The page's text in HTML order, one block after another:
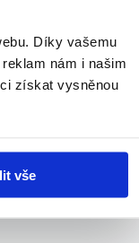
Díky vašemu
nám i našim
získat vysněnou
vše